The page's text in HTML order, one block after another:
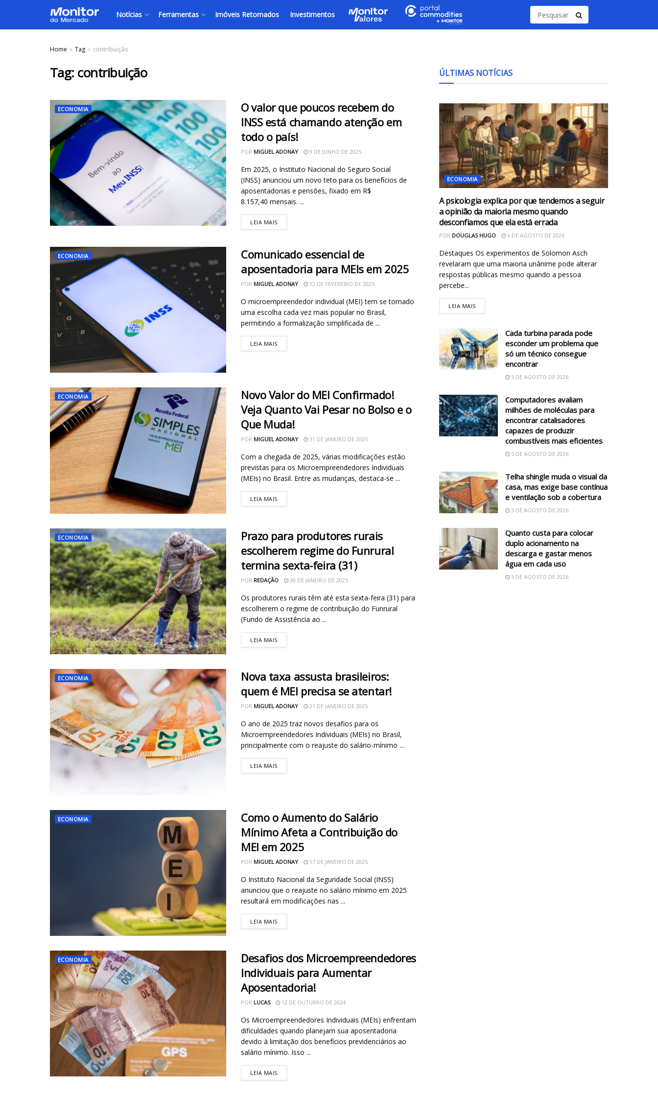
Notícias Ferramentas Imóveis Retomados Investimentos
Home Tag contribuição
Tag: contribuição
ECONOMIA
O valor que poucos recebem do
INSS está chamando atenção em
todo o país!
POR MIGUEL ADONAY 9 DE JUNHO DE 2025
Em 2025, o Instituto Nacional do Seguro Social
(INSS) anunciou um novo teto para os benefícios de
aposentadorias e pensões, fixado em R$
8.157,40 mensais. ...
LEIA MAIS
ECONOMIA
Comunicado essencial de
aposentadoria para MEIs em 2025
POR MIGUEL ADONAY 12 DE FEVEREIRO DE 2025
O microempreendedor individual (MEI) tem se tornado
uma escolha cada vez mais popular no Brasil,
permitindo a formalização simplificada de ...
LEIA MAIS
ECONOMIA
Novo Valor do MEI Confirmado!
Veja Quanto Vai Pesar no Bolso e o
Que Muda!
POR MIGUEL ADONAY 31 DE JANEIRO DE 2025
Com a chegada de 2025, várias modificações estão
previstas para os Microempreendedores Individuais
(MEIs) no Brasil. Entre as mudanças, destaca-se ...
LEIA MAIS
ECONOMIA
Prazo para produtores rurais
escolherem regime do Funrural
termina sexta-feira (31)
POR REDAÇÃO 30 DE JANEIRO DE 2025
Os produtores rurais têm até esta sexta-feira (31) para
escolherem o regime de contribuição do Funrural
(Fundo de Assistência ao ...
LEIA MAIS
ECONOMIA
Nova taxa assusta brasileiros:
quem é MEI precisa se atentar!
POR MIGUEL ADONAY 21 DE JANEIRO DE 2025
O ano de 2025 traz novos desafios para os
Microempreendedores Individuais (MEIs) no Brasil,
principalmente com o reajuste do salário-mínimo ...
LEIA MAIS
ECONOMIA
Como o Aumento do Salário
Mínimo Afeta a Contribuição do
MEI em 2025
POR MIGUEL ADONAY 17 DE JANEIRO DE 2025
O Instituto Nacional da Seguridade Social (INSS)
anunciou que o reajuste no salário mínimo em 2025
resultará em modificações nas ...
LEIA MAIS
ECONOMIA
Desafios dos Microempreendedores
Individuais para Aumentar
Aposentadoria!
POR LUCAS 12 DE OUTUBRO DE 2024
Os Microempreendedores Individuais (MEIs) enfrentam
dificuldades quando planejam sua aposentadoria
devido à limitação dos benefícios previdenciários ao
salário mínimo. Isso ...
LEIA MAIS
ÚLTIMAS NOTÍCIAS
ECONOMIA
A psicologia explica por que tendemos a seguir
a opinião da maioria mesmo quando
desconfiamos que ela está errada
POR DOUGLAS HUGO 6 DE AGOSTO DE 2026
Destaques Os experimentos de Solomon Asch
revelaram que uma maioria unânime pode alterar
respostas públicas mesmo quando a pessoa
percebe...
LEIA MAIS
Cada turbina parada pode
esconder um problema que
só um técnico consegue
encontrar
5 DE AGOSTO DE 2026
Computadores avaliam
milhões de moléculas para
encontrar catalisadores
capazes de produzir
combustíveis mais eficientes
5 DE AGOSTO DE 2026
Telha shingle muda o visual da
casa, mas exige base contínua
e ventilação sob a cobertura
5 DE AGOSTO DE 2026
Quanto custa para colocar
duplo acionamento na
descarga e gastar menos
água em cada uso
5 DE AGOSTO DE 2026